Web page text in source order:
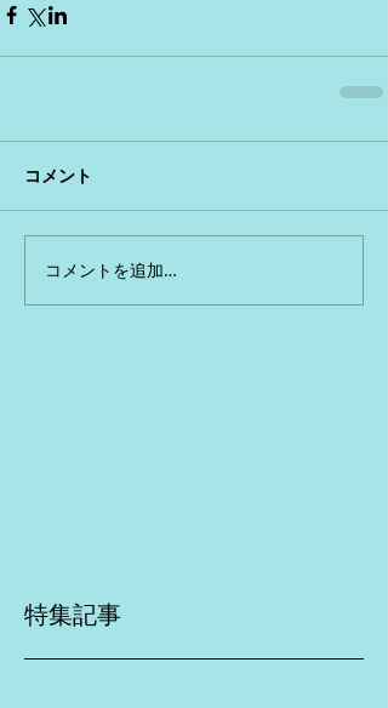
コメント
コメントを追加…
特集記事